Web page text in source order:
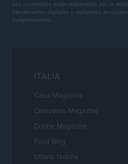
Los contenidos están elaborados por la
herramientas digitales y realizados en
independientes.
ITALIA
Casa Magazine
Cineverse Magazine
Donne Magazine
Food Blog
Milano Notizie